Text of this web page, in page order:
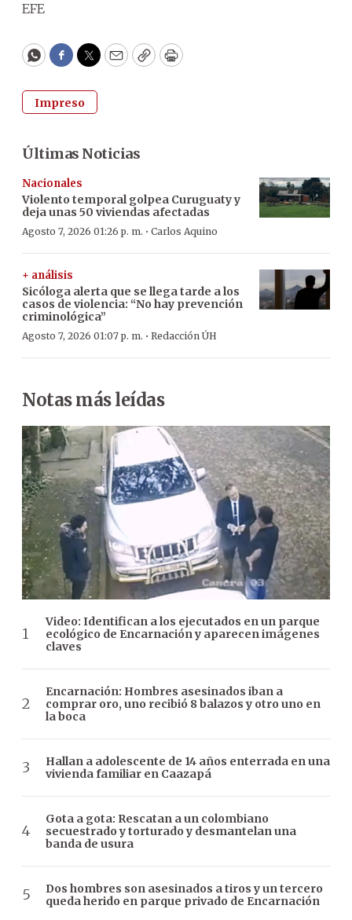
EFE
WhatsApp
Facebook
Twitter
EmailCopyPrint
Impreso
Últimas Noticias
Nacionales
Violento temporal golpea Curuguaty y
deja unas 50 viviendas afectadas
Agosto 7, 2026 01:26 p. m. · Carlos Aquino
+ análisis
Sicóloga alerta que se llega tarde a los
casos de violencia: “No hay prevención
criminológica”
Agosto 7, 2026 01:07 p. m. · Redacción ÚH
Notas más leídas
Video: Identifican a los ejecutados en un parque
ecológico de Encarnación y aparecen imágenes
claves
Encarnación: Hombres asesinados iban a
comprar oro, uno recibió 8 balazos y otro uno en
la boca
Hallan a adolescente de 14 años enterrada en una
vivienda familiar en Caazapá
Gota a gota: Rescatan a un colombiano
secuestrado y torturado y desmantelan una
banda de usura
Dos hombres son asesinados a tiros y un tercero
queda herido en parque privado de Encarnación